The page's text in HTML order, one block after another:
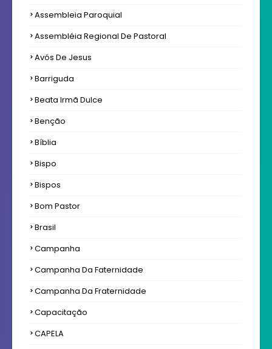
Assembleia Paroquial
Assembléia Regional De Pastoral
Avós De Jesus
Barriguda
Beata Irmã Dulce
Benção
Bíblia
Bispo
Bispos
Bom Pastor
Brasil
Campanha
Campanha Da Faternidade
Campanha Da Fraternidade
Capacitação
CAPELA